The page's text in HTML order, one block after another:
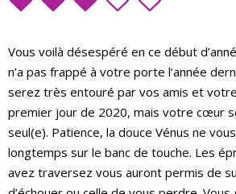
Vous voilà désespéré en ce début
n’a pas frappé à votre porte l’année
serez très entouré par vos amis et
premier jour de 2020, mais votre cœur
seul(e). Patience, la douce Vénus ne
longtemps sur le banc de touche. Les
avez traversez vous auront permis de